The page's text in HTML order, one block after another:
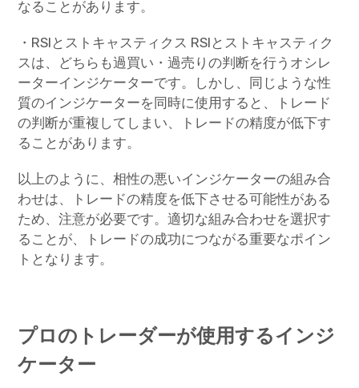
なることがあります。
・RSIとストキャスティクス RSIとストキャスティク
スは、どちらも過買い・過売りの判断を行うオシレ
ーターインジケーターです。しかし、同じような性
質のインジケーターを同時に使用すると、トレード
の判断が重複してしまい、トレードの精度が低下す
ることがあります。
以上のように、相性の悪いインジケーターの組み合
わせは、トレードの精度を低下させる可能性がある
ため、注意が必要です。適切な組み合わせを選択す
ることが、トレードの成功につながる重要なポイン
トとなります。
プロのトレーダーが使用するインジ
ケーター